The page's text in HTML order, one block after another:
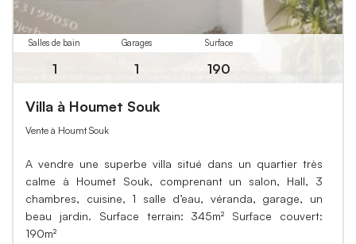
Salles de bain
1
Garages
1
Surface
190
Villa à Houmet Souk
Vente à Houmt Souk
A vendre une superbe villa situé dans un quartier très
calme à Houmet Souk, comprenant un salon, Hall, 3
chambres, cuisine, 1 salle d’eau, véranda, garage, un
beau jardin. Surface terrain: 345m² Surface couvert:
190m²